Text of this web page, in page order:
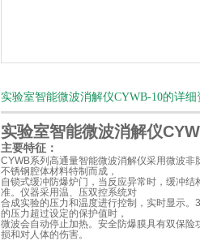
实验室智能微波消解仪CYWB-10的详细
实验室智能微波消解仪
主要特征：
CYWB系列高通量智能微波消解仪采用微波
不锈钢腔体材料特制而成，
自锁式缓冲防爆炉门，当反应异常时，缓冲
准。仪器采用温、压双控系统对
合成实验的压力和温度进行控制，实时显示
的压力超过设定的保护值时，
微波会自动停止加热。安全防爆膜具有双保
损和对人体的伤害。